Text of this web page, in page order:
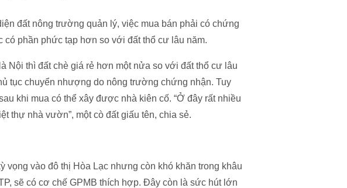
đất nông trường quản lý, việc mua bán phải có chứng
có phần phức tạp hơn so với đất thổ cư lâu năm.
Nội thì đất chè giá rẻ hơn một nửa so với đất thổ cư lâu
tục chuyển nhượng do nông trường chứng nhận. Tuy
khi mua có thể xây được nhà kiên cố. “Ở đây rất nhiều
thự nhà vườn”, một cò đất giấu tên, chia sẻ.
vào đô thị Hòa Lạc nhưng còn khó khăn trong khâu
sẽ có cơ chế GPMB thích hợp. Đây còn là sức hút lớn